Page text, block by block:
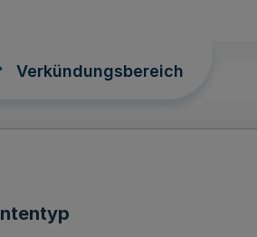
Verkündungsbereich